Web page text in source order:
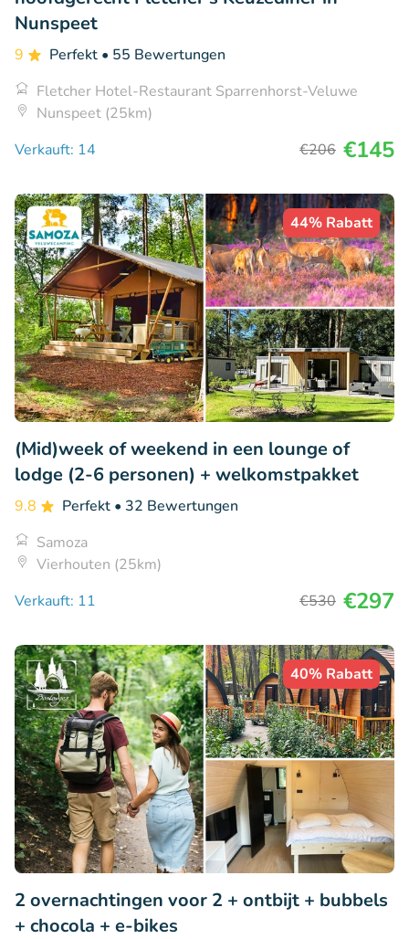
Nunspeet
9 Perfekt • 55 Bewertungen
Fletcher Hotel-Restaurant Sparrenhorst-Veluwe
Nunspeet (25km)
Verkauft: 14
€206 €145
44% Rabatt
(Mid)week of weekend in een lounge of
lodge (2-6 personen) + welkomstpakket
9.8 Perfekt • 32 Bewertungen
Samoza
Vierhouten (25km)
Verkauft: 11
€530 €297
40% Rabatt
2 overnachtingen voor 2 + ontbijt + bubbels
+ chocola + e-bikes